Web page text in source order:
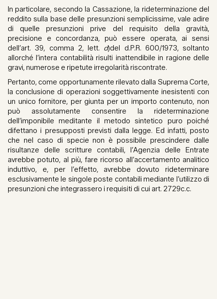
In particolare, secondo la Cassazione, la rideterminazione del
reddito sulla base delle presunzioni semplicissime, vale adire
di quelle presunzioni prive del requisito della gravità,
precisione e concordanza, può essere operata, ai sensi
dell’art. 39, comma 2, lett. d)del d.P.R. 600/1973, soltanto
allorché l’intera contabilità risulti inattendibile in ragione delle
gravi, numerose e ripetute irregolarità riscontrate.
Pertanto, come opportunamente rilevato dalla Suprema Corte,
la conclusione di operazioni soggettivamente inesistenti con
un unico fornitore, per giunta per un importo contenuto, non
può assolutamente consentire la rideterminazione
dell’imponibile meditante il metodo sintetico puro poiché
difettano i presupposti previsti dalla legge. Ed infatti, posto
che nel caso di specie non è possibile prescindere dalle
risultanze delle scritture contabili, l’Agenzia delle Entrate
avrebbe potuto, al più, fare ricorso all’accertamento analitico
induttivo, e, per l’effetto, avrebbe dovuto rideterminare
esclusivamente le singole poste contabili mediante l’utilizzo di
presunzioni che integrassero i requisiti di cui art. 2729c.c.